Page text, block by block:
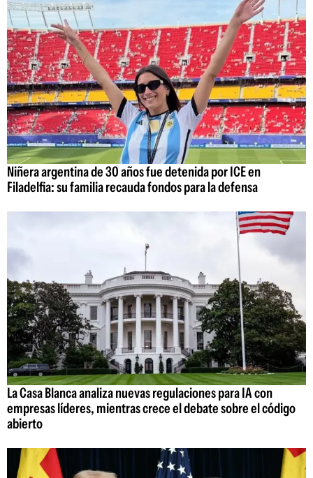
Niñera argentina de 30 años fue detenida por ICE en
Filadelfia: su familia recauda fondos para la defensa
La Casa Blanca analiza nuevas regulaciones para IA con
empresas líderes, mientras crece el debate sobre el código
abierto